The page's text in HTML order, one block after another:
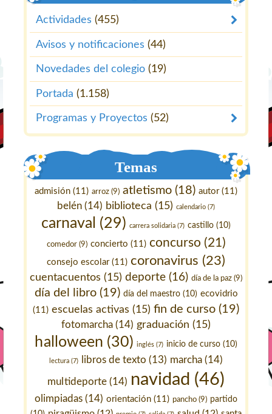
Actividades (455)
Avisos y notificaciones (44)
Novedades del colegio (19)
Portada (1.158)
Programas y Proyectos (52)
Temas
admisión (11) arroz (9) atletismo (18) autor(11)
belén (14) biblioteca (15) calendario (7)
carnaval (29) carrera solidaria (7) castillo (10)
comedor(9) concierto (11) concurso (21)
consejo escolar(11) coronavirus (23)
cuentacuentos (15) deporte (16) día de la paz (9)
día del libro(19) día del maestro(10) ecovidrio
(11) escuelas activas (15) fin de curso (19)
fotomarcha (14) graduación (15)
halloween (30) inglés(7) inicio de curso(10)
lectura (7) libros de texto (13) marcha (14)
multideporte(14) navidad (46)
olimpiadas (14) orientación (11) pancho (9) partido